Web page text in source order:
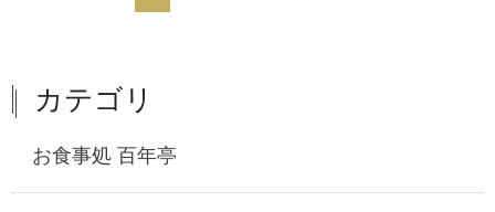
カテゴリ
お食事処 百年亭